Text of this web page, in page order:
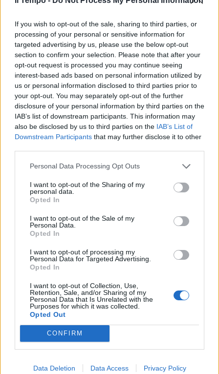
If you wish to opt-out of the sale, sharing to third parties, or
processing of your personal or sensitive information for
targeted advertising by us, please use the below opt-out
section to confirm your selection. Please note that after your
opt-out request is processed you may continue seeing
interest-based ads based on personal information utilized by
us or personal information disclosed to third parties prior to
your opt-out. You may separately opt-out of the further
disclosure of your personal information by third parties on the
IAB’s list of downstream participants. This information may
also be disclosed by us to third parties on the IAB’s List of
Downstream Participants that may further disclose it to other
Personal Data Processing Opt Outs
I want to opt-out of the Sharing of my
personal data.
Opted In
I want to opt-out of the Sale of my
Personal Data.
Opted In
I want to opt-out of processing my
Personal Data for Targeted Advertising.
Opted In
I want to opt-out of Collection, Use,
Retention, Sale, and/or Sharing of my
Personal Data that Is Unrelated with the
Purposes for which it was collected.
Opted Out
CONFIRM
Data Deletion Data Access Privacy Policy